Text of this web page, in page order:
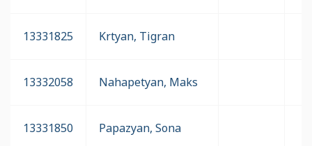
13331825 Krtyan, Tigran
13332058 Nahapetyan, Maks
13331850 Papazyan, Sona